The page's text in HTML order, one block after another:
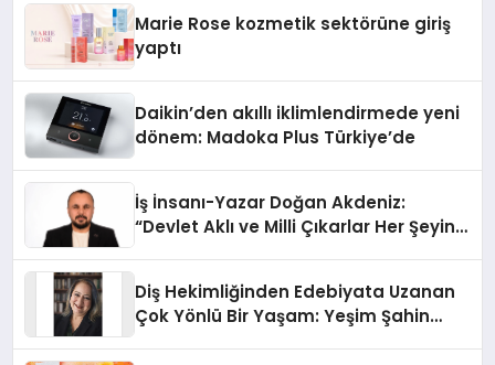
Marie Rose kozmetik sektörüne giriş
yaptı
Daikin’den akıllı iklimlendirmede yeni
dönem: Madoka Plus Türkiye’de
İş İnsanı-Yazar Doğan Akdeniz:
“Devlet Aklı ve Milli Çıkarlar Her Şeyin
Diş Hekimliğinden Edebiyata Uzanan
Çok Yönlü Bir Yaşam: Yeşim Şahin